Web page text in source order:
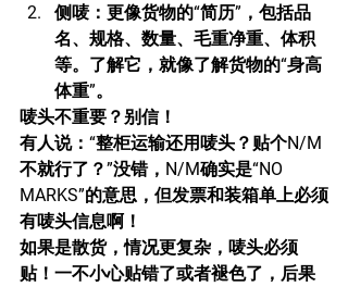
侧唛：更像货物的“简历”，包括品
名、规格、数量、毛重净重、体积
等。了解它，就像了解货物的“身高
体重”。
唛头不重要？别信！
有人说：“整柜运输还用唛头？贴个N/M
不就行了？”没错，N/M确实是“NO
MARKS”的意思，但发票和装箱单上必须
有唛头信息啊！
如果是散货，情况更复杂，唛头必须
贴！一不小心贴错了或者褪色了，后果